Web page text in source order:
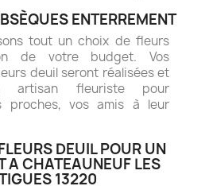
ENTERREMENT
tout un choix de fleurs
de votre budget. Vos
deuil seront réalisées et
artisan fleuriste pour
proches, vos amis à leur
DEUIL POUR UN
A CHATEAUNEUF LES
13220